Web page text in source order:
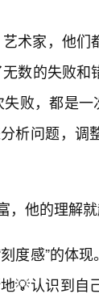
术家，他
数的失败
败，都是一
析问题，
，他的理解就
度感”的体
💡认识到